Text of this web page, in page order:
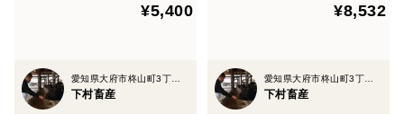
¥5,400
愛知県大府市柊山町3丁目381番地1号
下村畜産
¥8,532
愛知県大府市柊山町3丁目381番地1号
下村畜産